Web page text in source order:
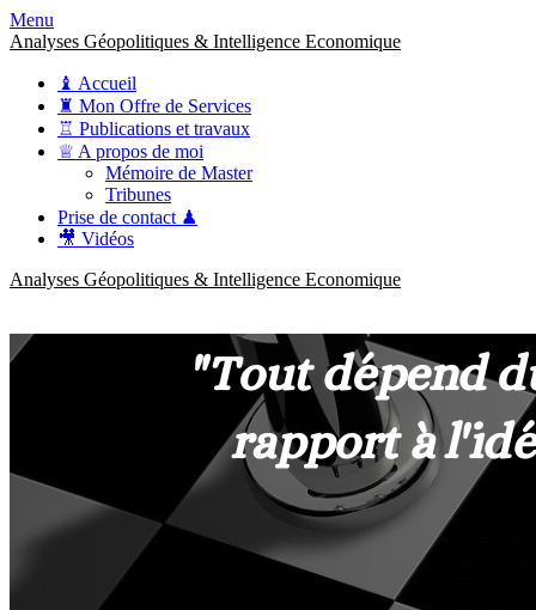
Menu
Analyses Géopolitiques & Intelligence Economique
♝ Accueil
♜ Mon Offre de Services
♖ Publications et travaux
♕ A propos de moi
Mémoire de Master
Tribunes
Prise de contact ♟
🎥 Vidéos
Analyses Géopolitiques & Intelligence Economique